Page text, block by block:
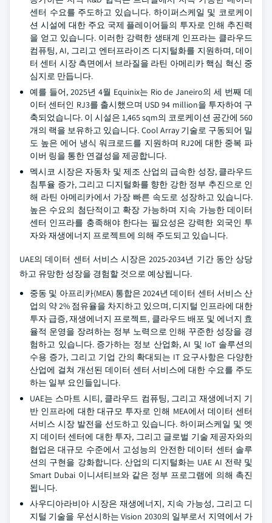
센터 수요를 주도하고 있습니다. 하이퍼스케일 및 코로케이
션 시설에 대한 주요 국제 플레이어들의 투자로 인해 추진력
을 얻고 있습니다. 이러한 강력한 생태계 인프라는 클라우드
컴퓨팅, AI, 그리고 엔터프라이즈 디지털화를 지원하며, 데이
터 센터 시장 측면에서 브라질을 라틴 아메리카 핵심 혁신 중
심지로 만듭니다.
예를 들어, 2025년 4월 Equinix는 Rio de Janeiro의 세 번째 데
이터 센터인 RJ3를 출시했으며 USD 94 million을 투자하여 구
축되었습니다. 이 시설은 1,465 sqm의 코로케이션 공간에 560
개의 랙을 보유하고 있습니다. Cool Array 기술로 구동되어 밀
도 높은 에어 냉식 워크로드를 지원하며 RJ2에 대한 중복 파
이버 링을 통한 연결성을 제공합니다.
멕시코 시장은 자동차 및 제조 산업의 급속한 성장, 클라우드
침투율 증가, 그리고 디지털화를 향한 강한 정부 추진으로 인
해 라틴 아메리카에서 가장 빠른 속도로 성장하고 있습니다.
높은 수요의 첨단적이고 확장 가능하며 지속 가능한 데이터
센터 인프라를 충족해야 한다는 필요성은 강력한 외국인 투
자와 재생에너지 프로젝트에 의해 주도되고 있습니다.
UAE의 데이터 센터 서비스 시장은 2025-2034년 기간 동안 상당
하고 유망한 성장을 경험할 것으로 예상됩니다.
중동 및 아프리카(MEA) 통합은 2024년 데이터 센터 서비스 산
업의 약 2% 점유율을 차지하고 있으며, 디지털 인프라에 대한
투자 급증, 재생에너지 프로젝트, 클라우드 배포 및 에너지 효
율적 운영을 장려하는 정부 노력으로 인해 꾸준한 성장을 경
험하고 있습니다. 증가하는 정보 산업화, AI 및 IoT 솔루션의
수용 증가, 그리고 기업 간의 확대되는 IT 요구사항은 다양한
산업에 걸쳐 개선된 데이터 센터 서비스에 대한 수요를 주도
하는 일부 요인들입니다.
UAE는 스마트 시티, 클라우드 컴퓨팅, 그리고 재생에너지 기
반 인프라에 대한 대규모 투자로 인해 MEA에서 데이터 센터
서비스 시장 발전을 선도하고 있습니다. 하이퍼스케일 및 엣
지 데이터 센터에 대한 투자, 그리고 글로벌 기술 제공자와의
협업은 대규모 수준에서 고성능의 안전한 데이터 센터 솔루
션의 구현을 강화합니다. 산업의 디지털화는 UAE AI 전략 및
Smart Dubai 이니셔티브와 같은 정부 프로그램에 의해 촉진
됩니다.
사우디아라비아 시장은 재생에너지, 지속 가능성, 그리고 디
지털 기술을 우선시하는 Vision 2030의 일부로서 지역에서 가